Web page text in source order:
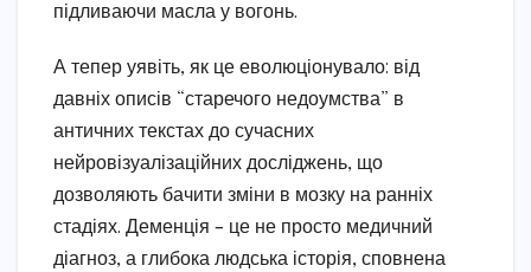
підливаючи масла у вогонь.
А тепер уявіть, як це еволюціонувало: від
давніх описів “старечого недоумства” в
античних текстах до сучасних
нейровізуалізаційних досліджень, що
дозволяють бачити зміни в мозку на ранніх
стадіях. Деменція – це не просто медичний
діагноз, а глибока людська історія, сповнена